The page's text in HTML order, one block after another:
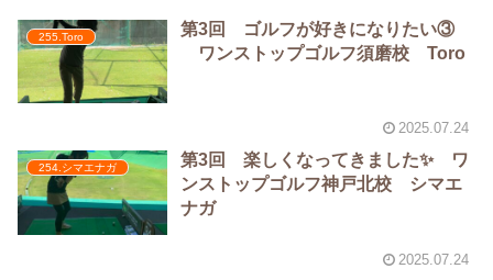
255.Toro
第3回 ゴルフが好きになりたい③
ワンストップゴルフ須磨校 Toro
2025.07.24
254.シマエナガ
第3回 楽しくなってきました✨ ワ
ンストップゴルフ神戸北校 シマエ
ナガ
2025.07.24